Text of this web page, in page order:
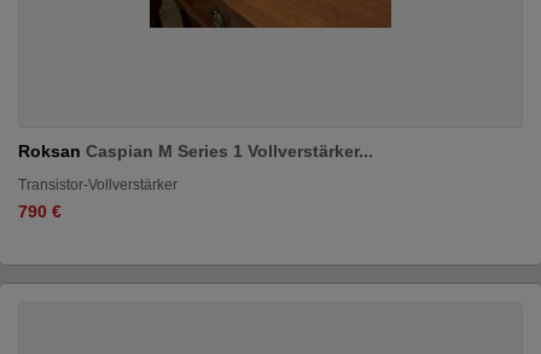
Roksan Caspian M Series 1 Vollverstärker...
Transistor-Vollverstärker
790 €